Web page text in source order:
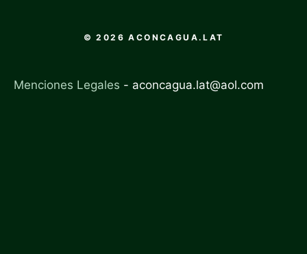
© 2026 ACONCAGUA.LAT
Menciones Legales - aconcagua.lat@aol.com